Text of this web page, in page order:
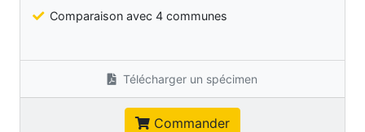
Comparaison avec 4 communes
Télécharger un spécimen
Commander